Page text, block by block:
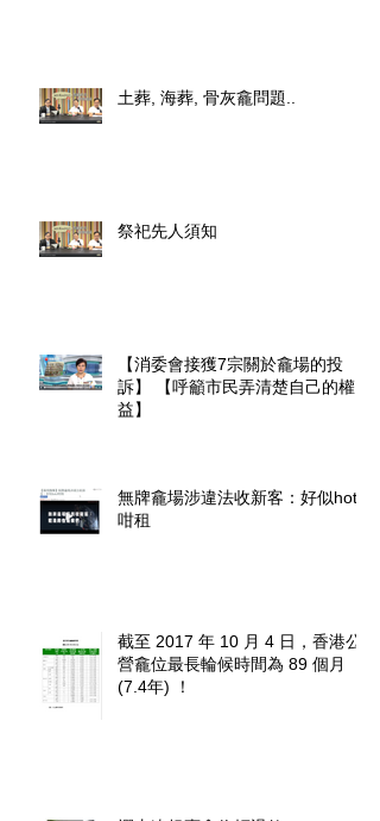
土葬, 海葬, 骨灰龕問題..
祭祀先人須知
【消委會接獲7宗關於龕場的投
訴】 【呼籲市民弄清楚自己的權
益】
無牌龕場涉違法收新客：好似hotel
咁租
截至 2017 年 10 月 4 日，香港公
營龕位最長輪候時間為 89 個月
(7.4年) ！